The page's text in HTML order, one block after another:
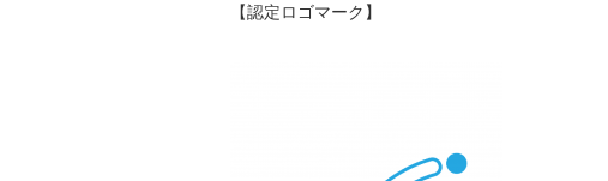
【認定ロゴマーク】